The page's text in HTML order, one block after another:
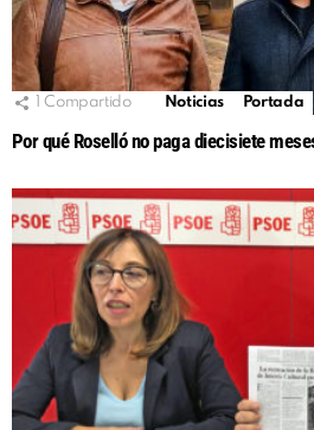
Compartido Noticias Portada
Por qué Roselló no paga diecisiete